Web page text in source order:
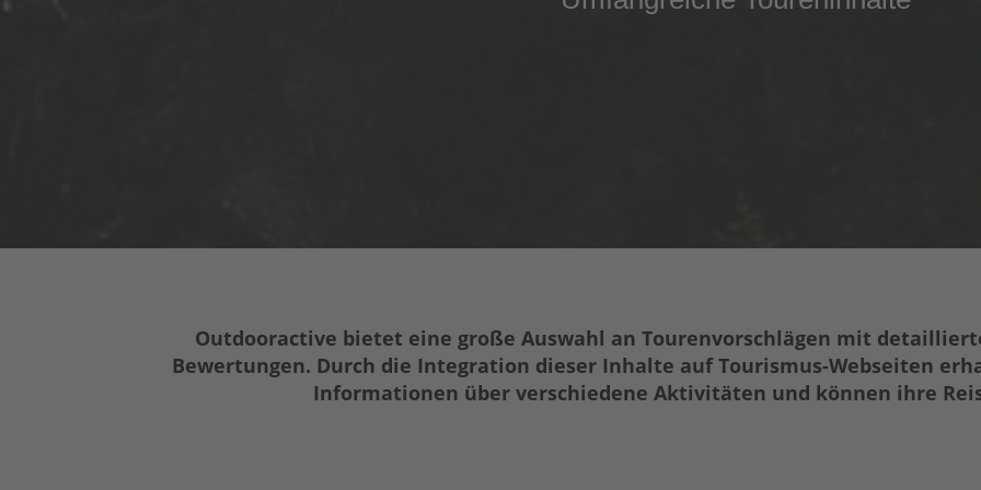
Outdooractive bietet eine große Auswahl an Tourenvorschlägen mit
Bewertungen. Durch die Integration dieser Inhalte auf Tourismus-Webseiten
Informationen über verschiedene Aktivitäten und können ihre